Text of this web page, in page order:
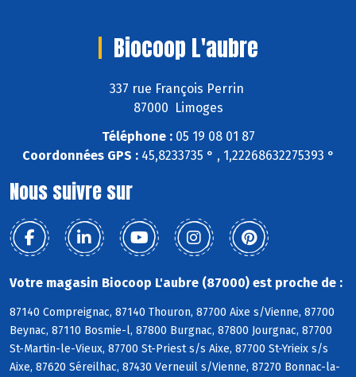
Biocoop L'aubre
337 rue François Perrin
87000 Limoges
Téléphone :05 19 08 01 87
Coordonnées GPS :45,8233735 ° , 1,22268632275393 °
Nous suivre sur
Votre magasin Biocoop L'aubre (87000) est proche de :
87140 Compreignac, 87140 Thouron, 87700 Aixe s/Vienne, 87700
Beynac, 87110 Bosmie-l, 87800 Burgnac, 87800 Jourgnac, 87700
St-Martin-le-Vieux, 87700 St-Priest s/s Aixe, 87700 St-Yrieix s/s
Aixe, 87620 Séreilhac, 87430 Verneuil s/Vienne, 87270 Bonnac-la-